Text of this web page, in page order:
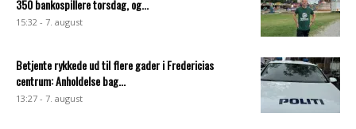
350 bankospillere torsdag, og...
15:32 - 7. august
Betjente rykkede ud til flere gader i Fredericias
centrum: Anholdelse bag...
13:27 - 7. august